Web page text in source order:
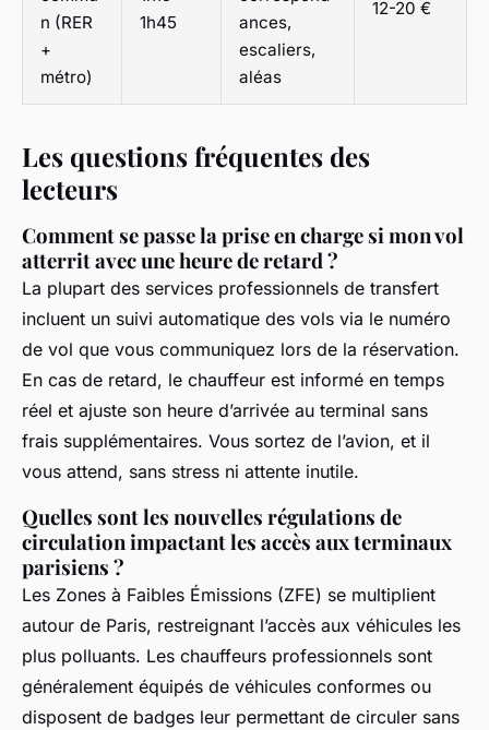
n (RER
+
métro)
1h45
ances,
escaliers,
aléas
12-20 €
Les questions fréquentes des
lecteurs
Comment se passe la prise en charge si mon vol
atterrit avec une heure de retard ?
La plupart des services professionnels de transfert
incluent un suivi automatique des vols via le numéro
de vol que vous communiquez lors de la réservation.
En cas de retard, le chauffeur est informé en temps
réel et ajuste son heure d’arrivée au terminal sans
frais supplémentaires. Vous sortez de l’avion, et il
vous attend, sans stress ni attente inutile.
Quelles sont les nouvelles régulations de
circulation impactant les accès aux terminaux
parisiens ?
Les Zones à Faibles Émissions (ZFE) se multiplient
autour de Paris, restreignant l’accès aux véhicules les
plus polluants. Les chauffeurs professionnels sont
généralement équipés de véhicules conformes ou
disposent de badges leur permettant de circuler sans